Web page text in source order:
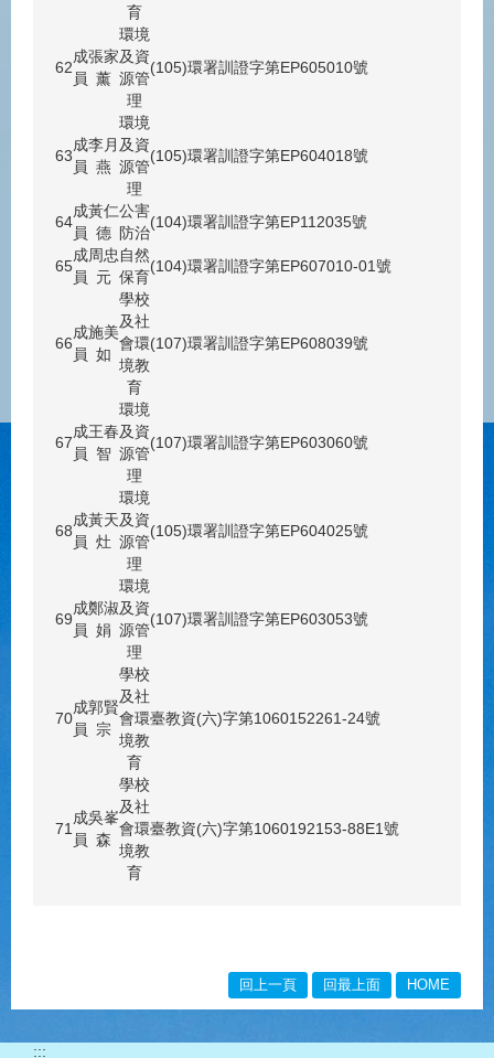
育
62
成
員
張家
薰
環境
及資
源管
理
(105)環署訓證字第EP605010號
63
成
員
李月
燕
環境
及資
源管
理
(105)環署訓證字第EP604018號
64
成
員
黃仁
德
公害
防治
(104)環署訓證字第EP112035號
65
成
員
周忠
元
自然
保育
(104)環署訓證字第EP607010-01號
66
成
員
施美
如
學校
及社
會環
境教
育
(107)環署訓證字第EP608039號
67
成
員
王春
智
環境
及資
源管
理
(107)環署訓證字第EP603060號
68
成
員
黃天
灶
環境
及資
源管
理
(105)環署訓證字第EP604025號
69
成
員
鄭淑
娟
環境
及資
源管
理
(107)環署訓證字第EP603053號
70
成
員
郭賢
宗
學校
及社
會環
境教
育
臺教資(六)字第1060152261-24號
71
成
員
吳峯
森
學校
及社
會環
境教
育
臺教資(六)字第1060192153-88E1號
回上一頁 回最上面 HOME
:::